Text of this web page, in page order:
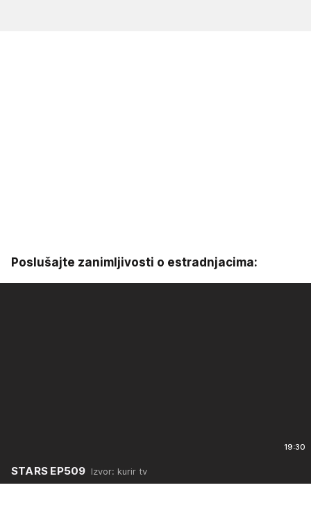
Poslušajte zanimljivosti o estradnjacima:
19:30
STARS EP509 Izvor: kurir tv